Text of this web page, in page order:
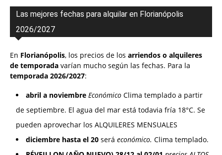
Las mejores fechas para alquilar en Florianópolis
2026/2027
En Florianópolis, los precios de los arriendos o alquileres
de temporada varían mucho según las fechas. Para la
temporada 2026/2027:
abril a noviembre Económico Clima templado a partir
de septiembre. El agua del mar está todavia fría 18°C. Se
pueden aprovechar los ALQUILERES MENSUALES
diciembre hasta el 20 será económico. Clima templado.